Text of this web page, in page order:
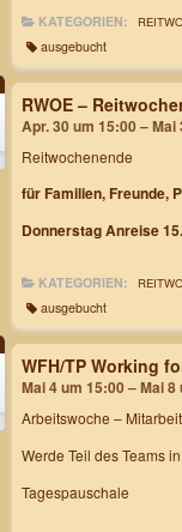
KATEGORIEN:
ausgebucht
RWOE –
Apr. 30 um 15:00 – Mai
Reitwochenende
für Familien, Freunde,
Donnerstag Anreise
KATEGORIEN:
ausgebucht
WFH/TP Working
Mai 4 um 15:00 – Mai 8
Arbeitswoche –
Werde Teil des Teams
Tagespauschale